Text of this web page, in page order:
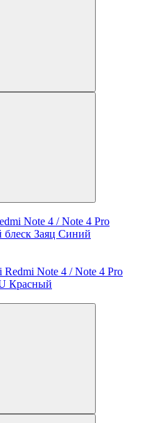
Note 4 / Note 4 Pro
Заяц Синий